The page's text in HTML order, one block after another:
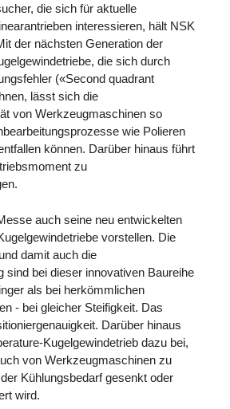
die sich für aktuelle
interessieren, hält NSK
der nächsten Generation der
die sich durch
(«Second quadrant
lässt sich die
von Werkzeugmaschinen so
wie Polieren
können. Darüber hinaus führt
zu
auch seine neu entwickelten
vorstellen. Die
damit auch die
sind bei dieser innovativen Baureihe
als bei herkömmlichen
- bei gleicher Steifigkeit. Das
Darüber hinaus
Kugelgewindetrieb dazu bei,
von Werkzeugmaschinen zu
Kühlungsbedarf gesenkt oder
wird.